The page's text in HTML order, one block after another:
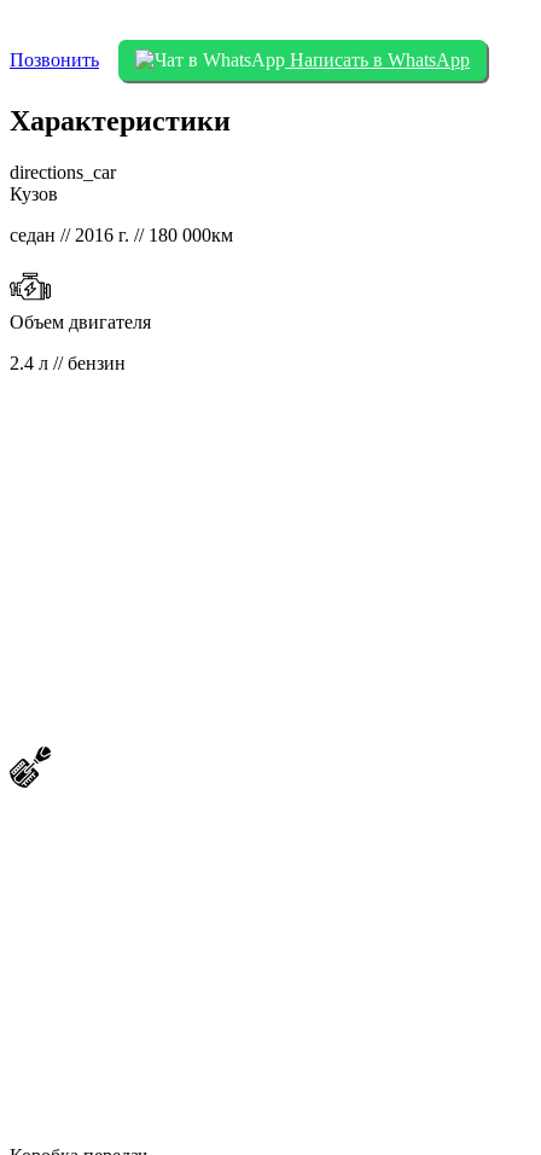
Позвонить Написать в WhatsApp
Характеристики
directions_car
Кузов
седан // 2016 г. // 180 000км
Объем двигателя
2.4 л // бензин